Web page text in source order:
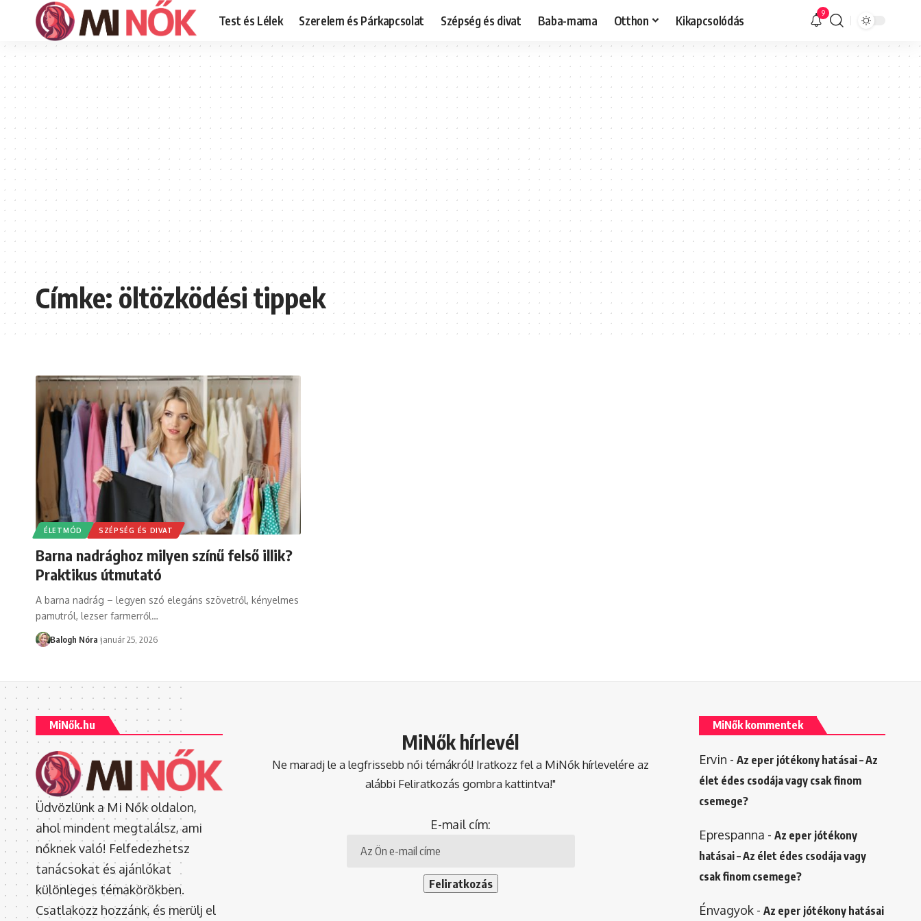
Test és Lélek Szerelem és Párkapcsolat Szépség és divat Baba-mama Otthon Kikapcsolódás 9
Címke:öltözködési tippek
ÉLETMÓD SZÉPSÉG ÉS DIVAT
Barna nadrághoz milyen színű felső illik?
Praktikus útmutató
A barna nadrág – legyen szó elegáns szövetről, kényelmes
pamutról, lezser farmerről…
Balogh Nóra január 25, 2026
MiNők.hu
Üdvözlünk a Mi Nők oldalon,
ahol mindent megtalálsz, ami
nőknek való! Felfedezhetsz
tanácsokat és ajánlókat
különleges témakörökben.
Csatlakozz hozzánk, és merülj el
MiNők hírlevél
Ne maradj le a legfrissebb női témákról! Iratkozz fel a MiNők hírlevelére az
alábbi Feliratkozás gombra kattintva!"
E-mail cím:
MiNők kommentek
Ervin - Az eper jótékony hatásai – Az
élet édes csodája vagy csak finom
csemege?
Eprespanna - Az eper jótékony
hatásai – Az élet édes csodája vagy
csak finom csemege?
Énvagyok- Az eper jótékony hatásai